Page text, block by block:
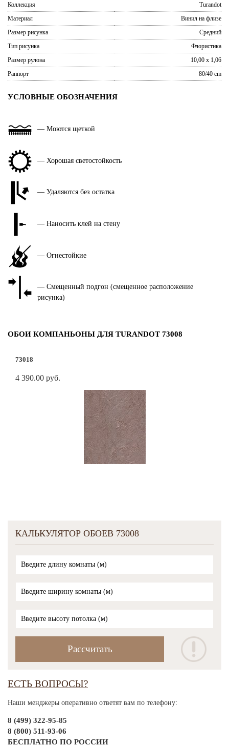
Коллекция
Turandot
Материал
Винил на флизе
Размер рисунка
Средний
Тип рисунка
Флористика
Размер рулона
10,00 x 1,06
Раппорт
80/40 cm
УСЛОВНЫЕ ОБОЗНАЧЕНИЯ
— Моются щеткой
— Хорошая светостойкость
— Удаляются без остатка
— Наносить клей на стену
— Огнестойкие
— Смещенный подгон (смещенное расположение
рисунка)
ОБОИ КОМПАНЬОНЫ ДЛЯ TURANDOT 73008
73018
4 390.00 руб.
КАЛЬКУЛЯТОР ОБОЕВ 73008
ЕСТЬ ВОПРОСЫ?
Наши менджеры оперативно ответят вам по телефону:
8 (499) 322-95-85
8 (800) 511-93-06
БЕСПЛАТНО ПО РОССИИ